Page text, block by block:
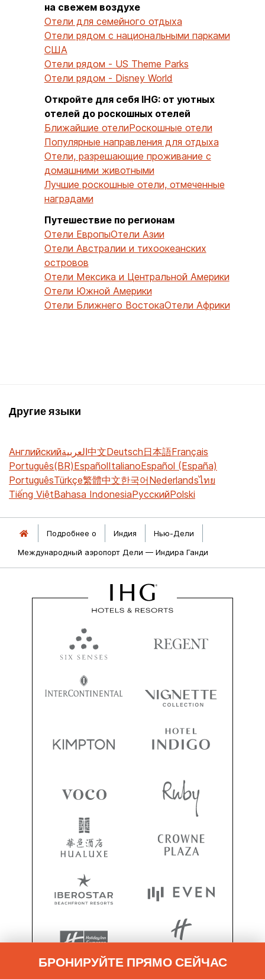
БРОНИРУЙТЕ ПРЯМО СЕЙЧАС
на свежем воздухе
Отели для семейного отдыха
Отели рядом с национальными парками
США
Отели рядом - US Theme Parks
Отели рядом - Disney World
Откройте для себя IHG: от уютных
отелей до роскошных отелей
Ближайшие отелиРоскошные отели
Популярные направления для отдыха
Отели, разрешающие проживание с
домашними животными
Лучшие роскошные отели, отмеченные
наградами
Путешествие по регионам
Отели ЕвропыОтели Азии
Отели Австралии и тихоокеанских
островов
Отели Мексика и Центральной Америки
Отели Южной Америки
Отели Ближнего ВостокаОтели Африки
Другие языки
Английскийالعربية中文Deutsch日本語Français
Português(BR)EspañolItalianoEspañol (España)
PortuguêsTürkçe繁體中文한국어Nederlandsไทย
Tiếng ViệtBahasa IndonesiaРусскийPolski
Подробнее о Индия
Нью-Дели
Международный аэропорт Дели — Индира Ганди